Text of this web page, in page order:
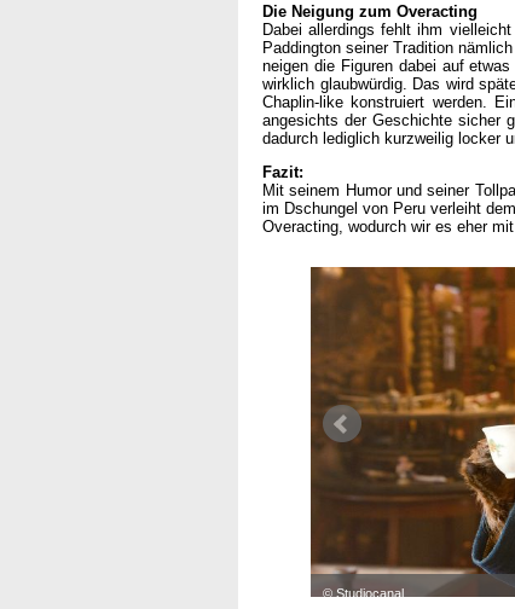
Die Neigung zum Overacting
Dabei allerdings fehlt ihm
Paddington seiner Tradition
neigen die Figuren dabei auf
wirklich glaubwürdig. Das wird
Chaplin-like konstruiert werden.
angesichts der Geschichte sicher
dadurch lediglich kurzweilig locker
Fazit:
Mit seinem Humor und seiner
im Dschungel von Peru verleiht
Overacting, wodurch wir es eher
© Studiocanal